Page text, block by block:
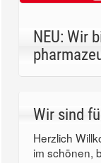
NEU: Wir
Wir sind
Herzlich
im schönen,